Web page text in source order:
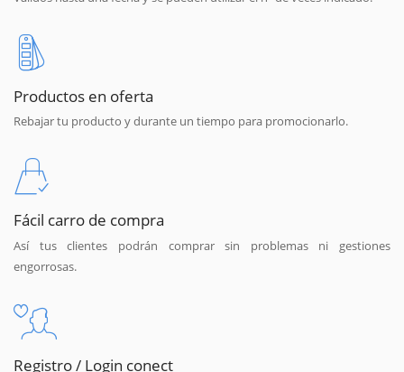
Productos en oferta
Rebajar tu producto y durante un tiempo para promocionarlo.
Fácil carro de compra
Así tus clientes podrán comprar sin problemas ni gestiones
engorrosas.
Registro / Login conect